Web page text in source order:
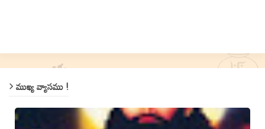
ముఖ్య వ్యాసము !